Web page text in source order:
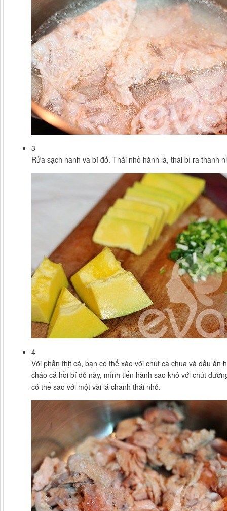
3
Rửa sạch hành và bí đỏ. Thái nhỏ hành lá, thái bí ra thành
4
Với phần thịt cá, bạn có thể xào với chút cà chua và dầu
cháo cá hồi bí đỏ này, mình tiến hành sao khô với chút
có thể sao với một vài lá chanh thái nhỏ.